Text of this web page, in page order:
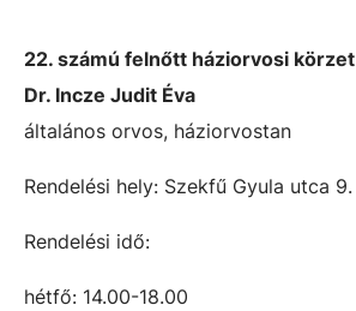
22. számú felnőtt háziorvosi körzet
Dr. Incze Judit Éva
általános orvos, háziorvostan
Rendelési hely: Szekfű Gyula utca 9.
Rendelési idő:
hétfő: 14.00-18.00